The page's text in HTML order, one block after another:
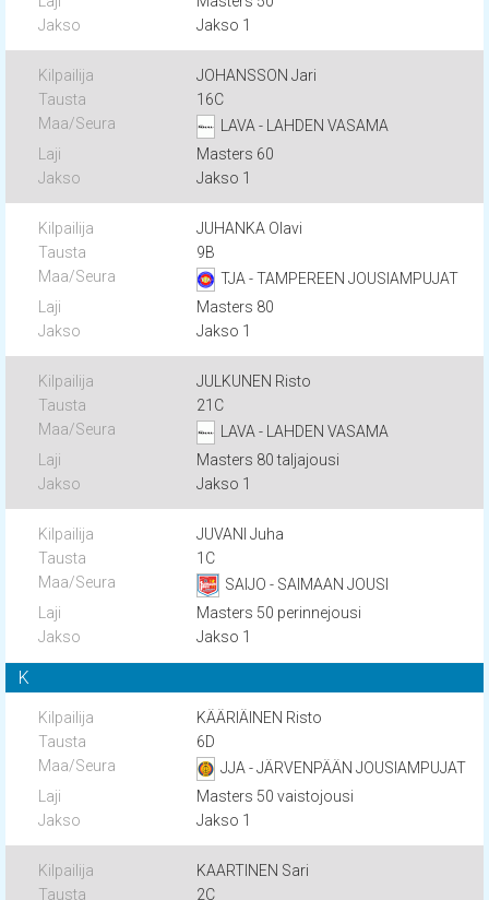
Jakso 1
JOHANSSON Jari
16C
LAVA - LAHDEN VASAMA
Masters 60
Jakso 1
JUHANKA Olavi
9B
TJA - TAMPEREEN JOUSIAMPUJAT
Masters 80
Jakso 1
JULKUNEN Risto
21C
LAVA - LAHDEN VASAMA
Masters 80 taljajousi
Jakso 1
JUVANI Juha
1C
SAIJO - SAIMAAN JOUSI
Masters 50 perinnejousi
Jakso 1
K
KÄÄRIÄINEN Risto
6D
JJA - JÄRVENPÄÄN JOUSIAMPUJAT
Masters 50 vaistojousi
Jakso 1
KAARTINEN Sari
2C